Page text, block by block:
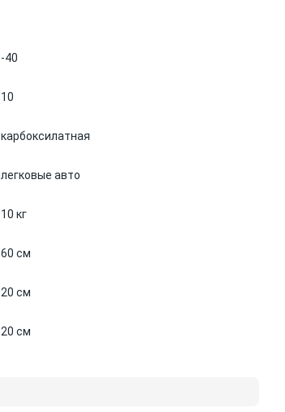
-40
10
карбоксилатная
легковые авто
10 кг
60 см
20 см
20 см